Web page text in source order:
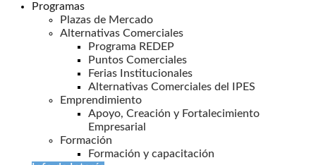
Programas
Plazas de Mercado
Alternativas Comerciales
Programa REDEP
Puntos Comerciales
Ferias Institucionales
Alternativas Comerciales del IPES
Emprendimiento
Apoyo, Creación y Fortalecimiento
Empresarial
Formación
Formación y capacitación